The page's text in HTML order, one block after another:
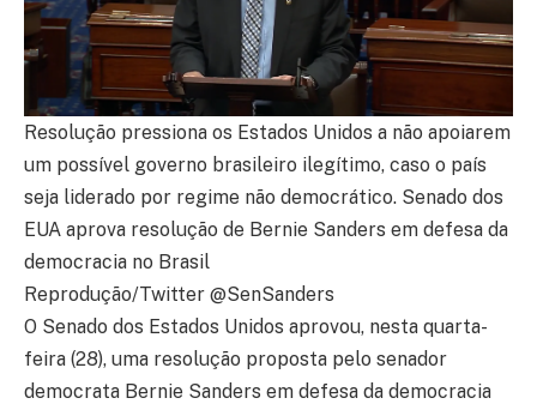
Resolução pressiona os Estados Unidos a não apoiarem
um possível governo brasileiro ilegítimo, caso o país
seja liderado por regime não democrático. Senado dos
EUA aprova resolução de Bernie Sanders em defesa da
democracia no Brasil
Reprodução/Twitter @SenSanders
O Senado dos Estados Unidos aprovou, nesta quarta-
feira (28), uma resolução proposta pelo senador
democrata Bernie Sanders em defesa da democracia